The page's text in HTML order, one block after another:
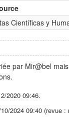
Científicas y
par Mir@bel
2020 09:46.
2024 09:40 (revue :